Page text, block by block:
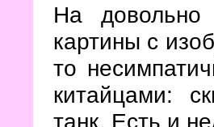
На довольно
картины с
то
китайцами:
танк. Есть и